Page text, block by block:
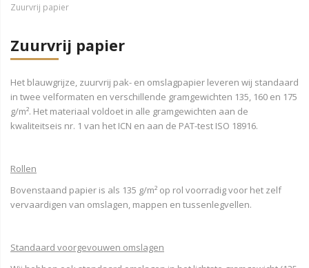
Zuurvrij papier
Zuurvrij papier
Het blauwgrijze, zuurvrij pak- en omslagpapier leveren wij standaard
in twee velformaten en verschillende gramgewichten 135, 160 en 175
g/m². Het materiaal voldoet in alle gramgewichten aan de
kwaliteitseis nr. 1 van het ICN en aan de PAT-test ISO 18916.
Rollen
Bovenstaand papier is als 135 g/m² op rol voorradig voor het zelf
vervaardigen van omslagen, mappen en tussenlegvellen.
Standaard voorgevouwen omslagen